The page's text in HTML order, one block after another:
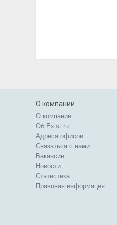
О компании
О компании
Об Exist.ru
Адреса офисов
Связаться с нами
Вакансии
Новости
Статистика
Правовая информация